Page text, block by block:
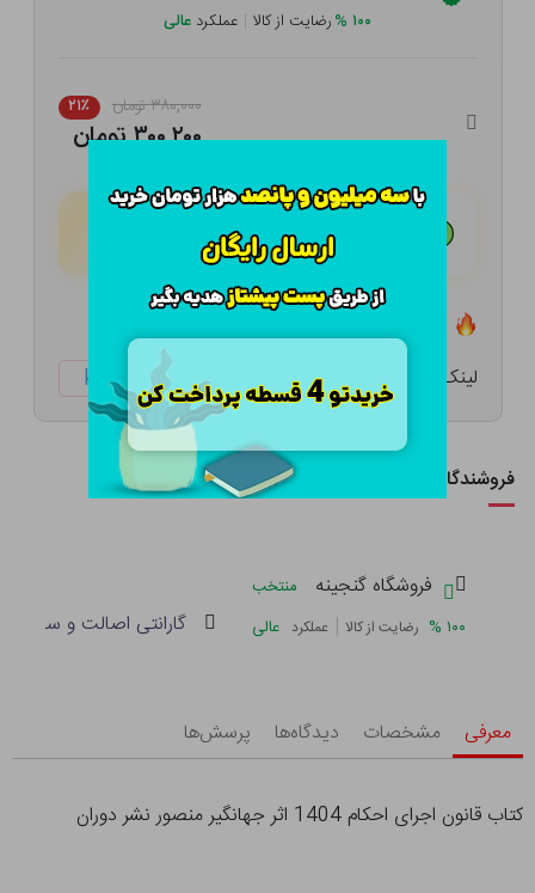
۱۰۰ %رضایت از کالا | عملکرد عالی
۳۸۰,۰۰۰ تومان ۲۱٪
۳۰۰,۲۰۰ تومان
هـر قسط با تــرب‌پــی: ۷۵,۰۵۰ تومان
لینک کوتاه: ketabtala.com/sbp-38331
فروشندگان این کالا
فروشگاه گنجینه
منتخب
۱۰۰ % رضایت از کالا | عملکرد عالی گارانتی اصالت و سلامت
معرفی مشخصات دیدگاه‌ها پرسش‌ها
کتاب قانون اجرای احکام 1404 اثر جهانگیر منصور نشر دوران